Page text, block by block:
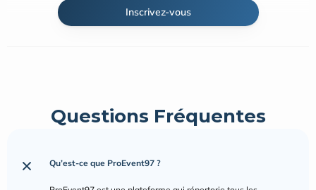
Inscrivez-vous
Questions Fréquentes
Qu’est-ce que ProEvent97 ?